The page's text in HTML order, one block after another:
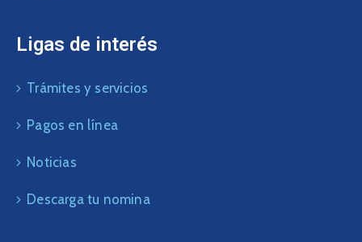
Ligas de interés
Trámites y servicios
Pagos en línea
Noticias
Descarga tu nomina